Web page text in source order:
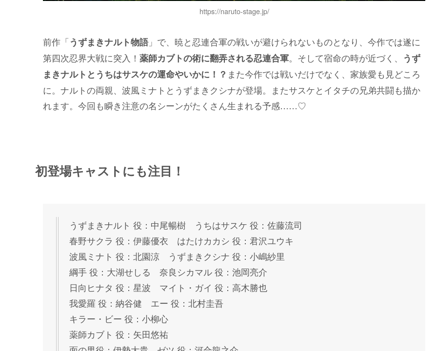
https://naruto-stage.jp/
前作「うずまきナルト物語」で、暁と忍連合軍の戦いが避けられないものとなり、今作では遂に
第四次忍界大戦に突入！ 薬師カブトの術に翻弄される忍連合軍。そして宿命の時が近づく、
うず
まきナルトとうちはサスケの運命やいかに！？ また今作では戦いだけでなく、家族愛も見どころ
に。ナルトの両親、波風ミナトとうずまきクシナが登場。またサスケとイタチの兄弟共闘も描か
れます。今回も瞬き注意の名シーンがたくさん生まれる予感……♡
初登場キャストにも注目！
うずまきナルト 役：中尾暢樹 うちはサスケ 役：佐藤流司
春野サクラ 役：伊藤優衣 はたけカカシ 役：君沢ユウキ
波風ミナト 役：北園涼 うずまきクシナ 役：小嶋紗里
綱手 役：大湖せしる 奈良シカマル 役：池岡亮介
日向ヒナタ 役：星波 マイト・ガイ 役：高木勝也
我愛羅 役：納谷健 エー 役：北村圭吾
キラー・ビー 役：小柳心
薬師カブト 役：矢田悠祐